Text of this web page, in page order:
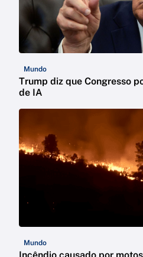
Mundo
Trump diz que Congresso
de IA
Mundo